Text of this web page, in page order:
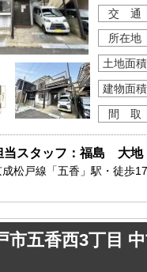
交 通
所在地
土地面積
建物面積
間 取
当スタッフ：福島　大地
成松戸線「五香」駅・徒歩
市五香西3丁目